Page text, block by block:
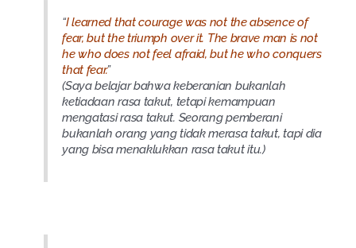
“I learned that courage was not the absence of
fear, but the triumph over it. The brave man is not
he who does not feel afraid, but he who conquers
that fear.”
(Saya belajar bahwa keberanian bukanlah
ketiadaan rasa takut, tetapi kemampuan
mengatasi rasa takut. Seorang pemberani
bukanlah orang yang tidak merasa takut, tapi dia
yang bisa menaklukkan rasa takut itu.)